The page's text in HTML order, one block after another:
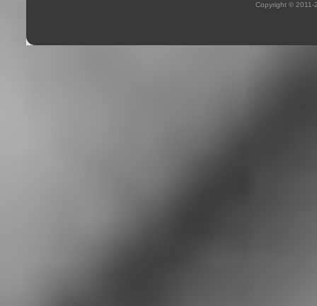
Copyright © 2011-